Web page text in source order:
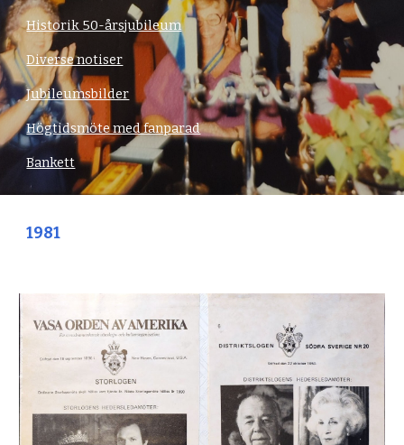
Historik 50-årsjubileum
Diverse notiser
Jubileumsbilder
Högtidsmöte med fanparad
Bankett
1981